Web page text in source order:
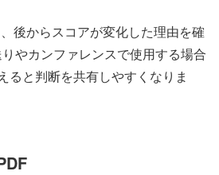
後からスコアが変化した理由を確
やカンファレンスで使用する場合
ると判断を共有しやすくなりま